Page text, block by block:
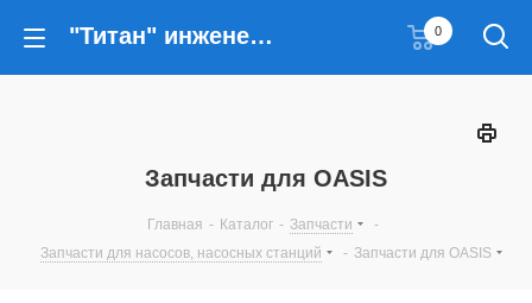
"Титан" инженерные решения 0
Запчасти для OASIS
Главная - Каталог - Запчасти
-
Запчасти для насосов, насосных станций
- Запчасти для OASIS